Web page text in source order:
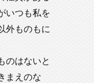
いつも私を
外ものもに
のはないと
まえのな